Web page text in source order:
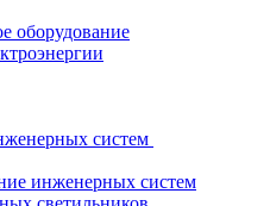
оборудование
систем
инженерных систем